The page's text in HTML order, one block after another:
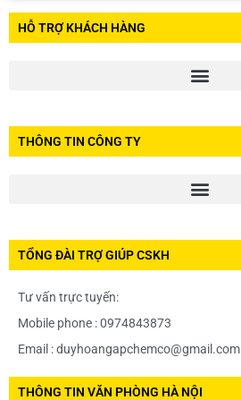
HỖ TRỢ KHÁCH HÀNG
THÔNG TIN CÔNG TY
TỔNG ĐÀI TRỢ GIÚP CSKH
Tư vấn trực tuyến:
Mobile phone : 0974843873
Email : duyhoangapchemco@gmail.com
THÔNG TIN VĂN PHÒNG HÀ NỘI